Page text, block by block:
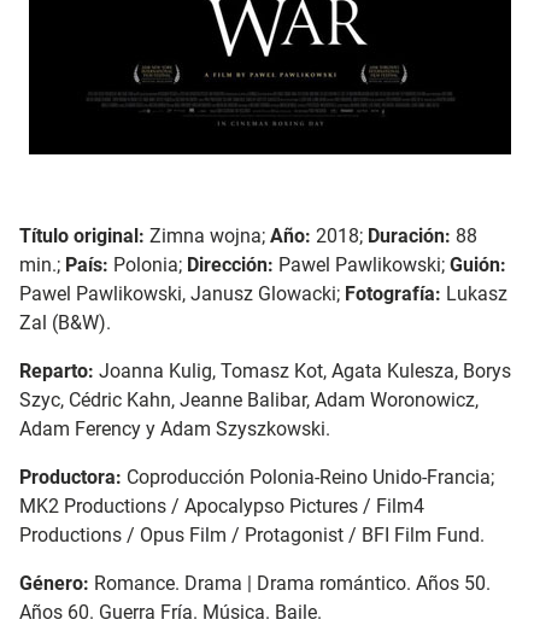
Título original: Zimna wojna; Año: 2018; Duración: 88
min.; País: Polonia; Dirección: Pawel Pawlikowski; Guión:
Pawel Pawlikowski, Janusz Glowacki; Fotografía: Lukasz
Zal (B&W).
Reparto: Joanna Kulig, Tomasz Kot, Agata Kulesza, Borys
Szyc, Cédric Kahn, Jeanne Balibar, Adam Woronowicz,
Adam Ferency y Adam Szyszkowski.
Productora: Coproducción Polonia-Reino Unido-Francia;
MK2 Productions / Apocalypso Pictures / Film4
Productions / Opus Film / Protagonist / BFI Film Fund.
Género: Romance. Drama | Drama romántico. Años 50.
Años 60. Guerra Fría. Música. Baile.